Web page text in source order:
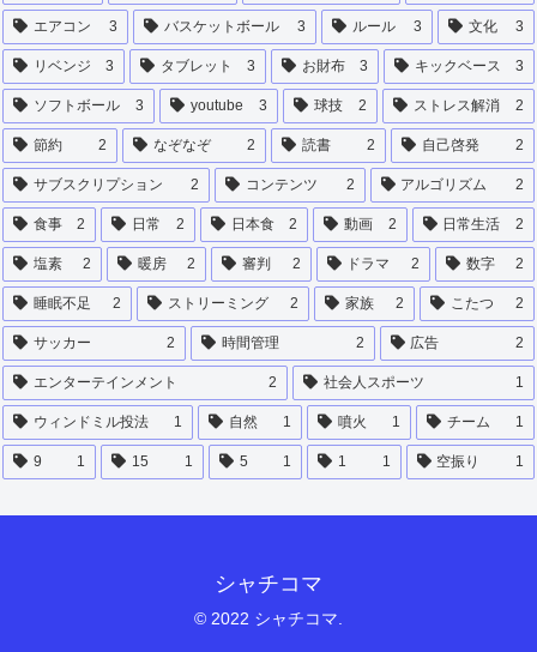
エアコン 3 バスケットボール 3 ルール 3 文化 3
リベンジ 3 タブレット 3 お財布 3 キックベース 3
ソフトボール 3 youtube 3 球技 2 ストレス解消 2
節約 2 なぞなぞ 2 読書 2 自己啓発 2
サブスクリプション 2 コンテンツ 2 アルゴリズム 2
食事 2 日常 2 日本食 2 動画 2 日常生活 2
塩素 2 暖房 2 審判 2 ドラマ 2 数字 2
睡眠不足 2 ストリーミング 2 家族 2 こたつ 2
サッカー 2 時間管理 2 広告 2
エンターテインメント 2 社会人スポーツ 1
ウィンドミル投法 1 自然 1 噴火 1 チーム 1
9 1 15 1 5 1 1 1 空振り 1
シャチコマ
© 2022 シャチコマ.